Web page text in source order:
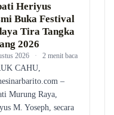
Heriyus
Buka Festival
Tira Tangka
2026
2026 · 2 menit baca
CAHU,
–
Murung Raya,
M. Yoseph, secara